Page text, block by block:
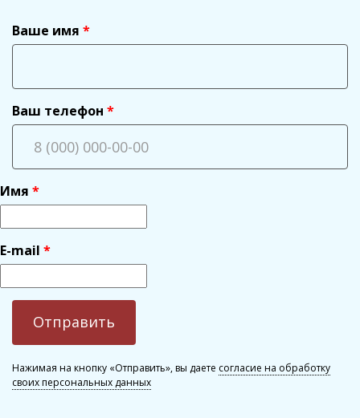
Ваше имя
Ваш телефон
Имя
E-mail
Нажимая на кнопку «Отправить», вы даете согласие на обработку
своих персональных данных